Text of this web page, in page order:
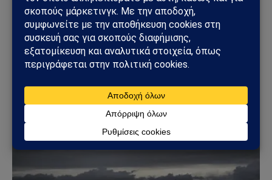
Κακοκαιρία με κόκκινη προειδοποίηση: Ισχυρές
καταιγίδες, χαλαζοπτώσεις και θυελλώδεις
άνεμοι σε όλη τη χώρα
01/04/2026